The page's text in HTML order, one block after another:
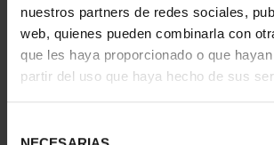
nuestros partners de redes sociales,
web, quienes pueden combinarla con
que les haya proporcionado o que
partir del uso que haya hecho de sus